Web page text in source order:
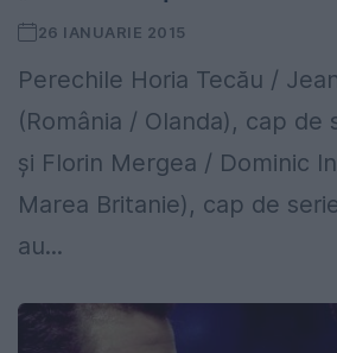
26 IANUARIE 2015
Perechile Horia Tecău /
(România / Olanda), cap de
şi Florin Mergea / Dominic
Marea Britanie), cap de
au...